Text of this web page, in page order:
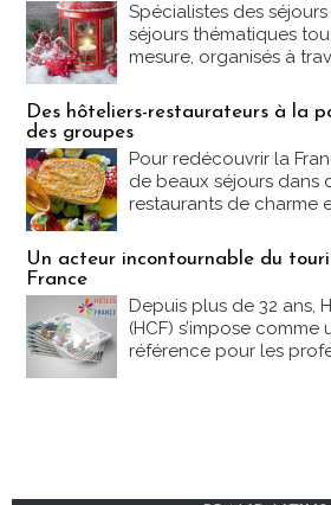
Spécialistes des
séjours thématiques
mesure, organisés à
Des hôteliers-restaurateurs à la
des groupes
Pour redécouvrir la
de beaux séjours dans
restaurants de charme
Un acteur incontournable du
France
Depuis plus de 32 ans,
(HCF) s’impose
référence pour les